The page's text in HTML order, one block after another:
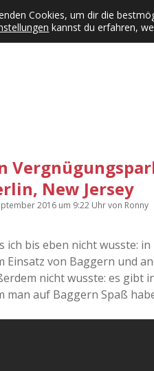
Dropdown-Menü öffnen
KFMW-Disco Dates
New Jersey
2016 um 9:22 Uhrvon Ronny
ich bis eben nicht wusste:
Einsatz von Baggern und
nicht wusste: es gibt
man auf Baggern Spaß
Cookies, um dir die
kannst du erfahren,